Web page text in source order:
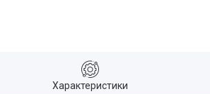
Характеристики